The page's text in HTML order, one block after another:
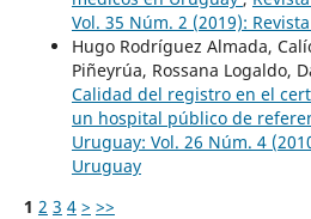
Vol. 35 Núm. 2 (2019):
Hugo Rodríguez Almada,
Piñeyrúa, Rossana Logaldo,
Calidad del registro en el
un hospital público de
Uruguay: Vol. 26 Núm. 4
Uruguay
1 2 3 4 > >>